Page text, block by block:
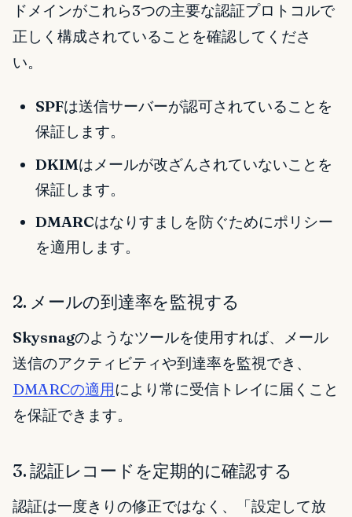
ドメインがこれら3つの主要な認証プロトコルで
正しく構成されていることを確認してくださ
い。
SPFは送信サーバーが認可されていることを
保証します。
DKIMはメールが改ざんされていないことを
保証します。
DMARCはなりすましを防ぐためにポリシー
を適用します。
2. メールの到達率を監視する
Skysnagのようなツールを使用すれば、メール
送信のアクティビティや到達率を監視でき、
DMARCの適用により常に受信トレイに届くこと
を保証できます。
3. 認証レコードを定期的に確認する
認証は一度きりの修正ではなく、「設定して放